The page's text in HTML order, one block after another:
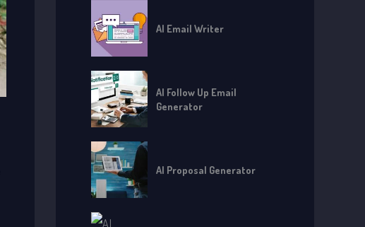
AI Email Writer
AI Follow Up Email
Generator
AI Proposal Generator